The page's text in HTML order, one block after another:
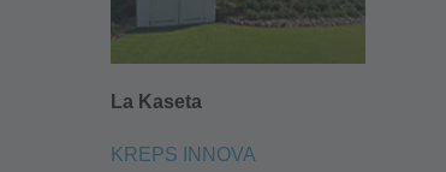
La Kaseta
KREPS INNOVA